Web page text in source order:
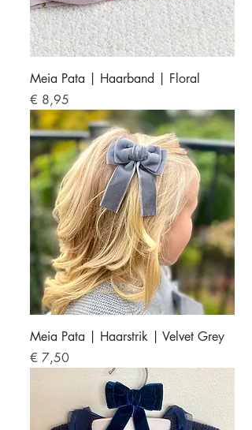
Meia Pata | Haarband | Floral
Prijs
€ 8,95
Meia Pata | Haarstrik | Velvet Grey
Prijs
€ 7,50